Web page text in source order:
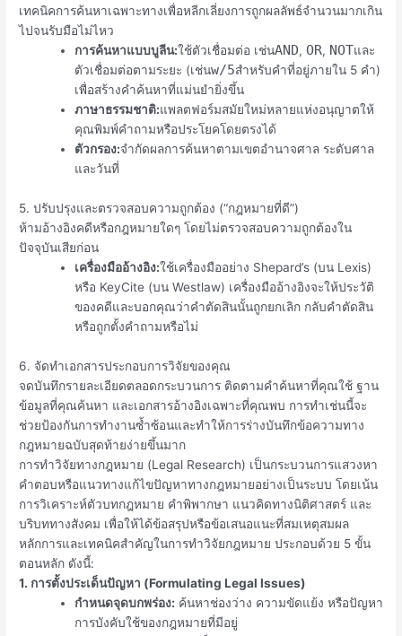
เทคนิคการค้นหาเฉพาะทางเพื่อหลีกเลี่ยงการถูกผลลัพธ์จำนวนมากเกิน
ไปจนรับมือไม่ไหว
การค้นหาแบบบูลีน:ใช้ตัวเชื่อมต่อ เช่นAND, OR, NOTและ
ตัวเชื่อมต่อตามระยะ (เช่นw/5สำหรับคำที่อยู่ภายใน 5 คำ)
เพื่อสร้างคำค้นหาที่แม่นยำยิ่งขึ้น
ภาษาธรรมชาติ:แพลตฟอร์มสมัยใหม่หลายแห่งอนุญาตให้
คุณพิมพ์คำถามหรือประโยคโดยตรงได้
ตัวกรอง:จำกัดผลการค้นหาตามเขตอำนาจศาล ระดับศาล
และวันที่
5. ปรับปรุงและตรวจสอบความถูกต้อง (“กฎหมายที่ดี”)
ห้ามอ้างอิงคดีหรือกฎหมายใดๆ โดยไม่ตรวจสอบความถูกต้องใน
ปัจจุบันเสียก่อน
เครื่องมืออ้างอิง:ใช้เครื่องมืออย่าง Shepard’s (บน Lexis)
หรือ KeyCite (บน Westlaw) เครื่องมืออ้างอิงจะให้ประวัติ
ของคดีและบอกคุณว่าคำตัดสินนั้นถูกยกเลิก กลับคำตัดสิน
หรือถูกตั้งคำถามหรือไม่
6. จัดทำเอกสารประกอบการวิจัยของคุณ
จดบันทึกรายละเอียดตลอดกระบวนการ ติดตามคำค้นหาที่คุณใช้ ฐาน
ข้อมูลที่คุณค้นหา และเอกสารอ้างอิงเฉพาะที่คุณพบ การทำเช่นนี้จะ
ช่วยป้องกันการทำงานซ้ำซ้อนและทำให้การร่างบันทึกข้อความทาง
กฎหมายฉบับสุดท้ายง่ายขึ้นมาก
การทำวิจัยทางกฎหมาย (Legal Research) เป็นกระบวนการแสวงหา
คำตอบหรือแนวทางแก้ไขปัญหาทางกฎหมายอย่างเป็นระบบ โดยเน้น
การวิเคราะห์ตัวบทกฎหมาย คำพิพากษา แนวคิดทางนิติศาสตร์ และ
บริบททางสังคม เพื่อให้ได้ข้อสรุปหรือข้อเสนอแนะที่สมเหตุสมผล
หลักการและเทคนิคสำคัญในการทำวิจัยกฎหมาย ประกอบด้วย 5 ขั้น
ตอนหลัก ดังนี้:
1. การตั้งประเด็นปัญหา (Formulating Legal Issues)
กำหนดจุดบกพร่อง: ค้นหาช่องว่าง ความขัดแย้ง หรือปัญหา
การบังคับใช้ของกฎหมายที่มีอยู่